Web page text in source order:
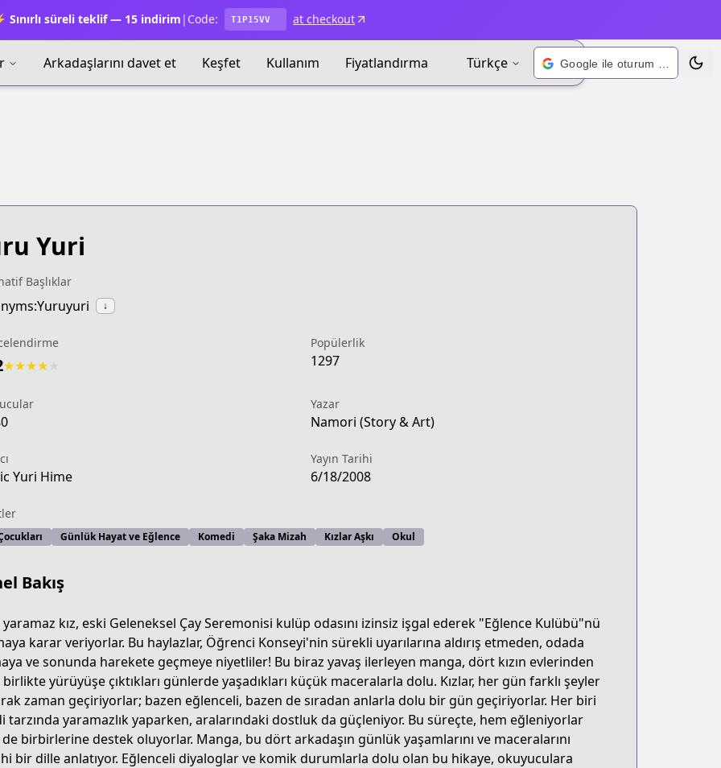
Sınırlı süreli teklif — 15 indirim | Code: T1P15VV at checkout
Arkadaşlarını davet et Keşfet Kullanım Fiyatlandırma Türkçe
48c3-b29f-d345e65f272b
Yuri
Başlıklar
↓
★★★★
Popülerlik
1297
Yazar
Namori (Story & Art)
Yuri Hime
Yayın Tarihi
6/18/2008
Günlük Hayat ve Eğlence Komedi Şaka Mizah Kızlar Aşkı Okul
Bakış
kız, eski Geleneksel Çay Seremonisi kulüp odasını izinsiz işgal ederek "Eğlence Kulübü"nü
karar veriyorlar. Bu haylazlar, Öğrenci Konseyi'nin sürekli uyarılarına aldırış etmeden, odada
ve sonunda harekete geçmeye niyetliler! Bu biraz yavaş ilerleyen manga, dört kızın evlerinden
birlikte yürüyüşe çıktıkları günlerde yaşadıkları küçük maceralarla dolu. Kızlar, her gün farklı şeyler
zaman geçiriyorlar; bazen eğlenceli, bazen de sıradan anlarla dolu bir gün geçiriyorlar. Her biri
tarzında yaramazlık yaparken, aralarındaki dostluk da güçleniyor. Bu süreçte, hem eğleniyorlar
birbirlerine destek oluyorlar. Manga, bu dört arkadaşın günlük yaşamlarını ve maceralarını
bir dille anlatıyor. Eğlenceli diyaloglar ve komik durumlarla dolu olan bu hikaye, okuyuculara